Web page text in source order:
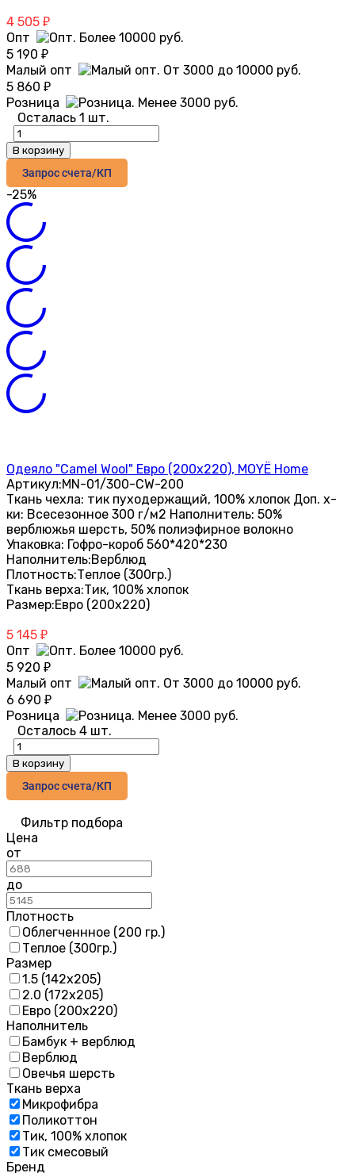
4 505 ₽
Опт
5 190 ₽
Малый опт
5 860 ₽
Розница
Осталась 1 шт.
В корзину
Запрос счета/КП
-25%
Одеяло "Camel Wool" Евро (200х220), MOYЁ Home
Артикул:MN-01/300-CW-200
Ткань чехла: тик пуходержащий, 100% хлопок Доп. х-
ки: Всесезонное 300 г/м2 Наполнитель: 50%
верблюжья шерсть, 50% полиэфирное волокно
Упаковка: Гофро-короб 560*420*230
Наполнитель:Верблюд
Плотность:Теплое (300гр.)
Ткань верха:Тик, 100% хлопок
Размер:Евро (200х220)
5 145 ₽
Опт
5 920 ₽
Малый опт
6 690 ₽
Розница
Осталось 4 шт.
В корзину
Запрос счета/КП
Фильтр подбора
Цена
от
до
Плотность
Облегченнное (200 гр.)
Теплое (300гр.)
Размер
1.5 (142х205)
2.0 (172х205)
Евро (200х220)
Наполнитель
Бамбук + верблюд
Верблюд
Овечья шерсть
Ткань верха
Микрофибра
Поликоттон
Тик, 100% хлопок
Тик смесовый
Бренд